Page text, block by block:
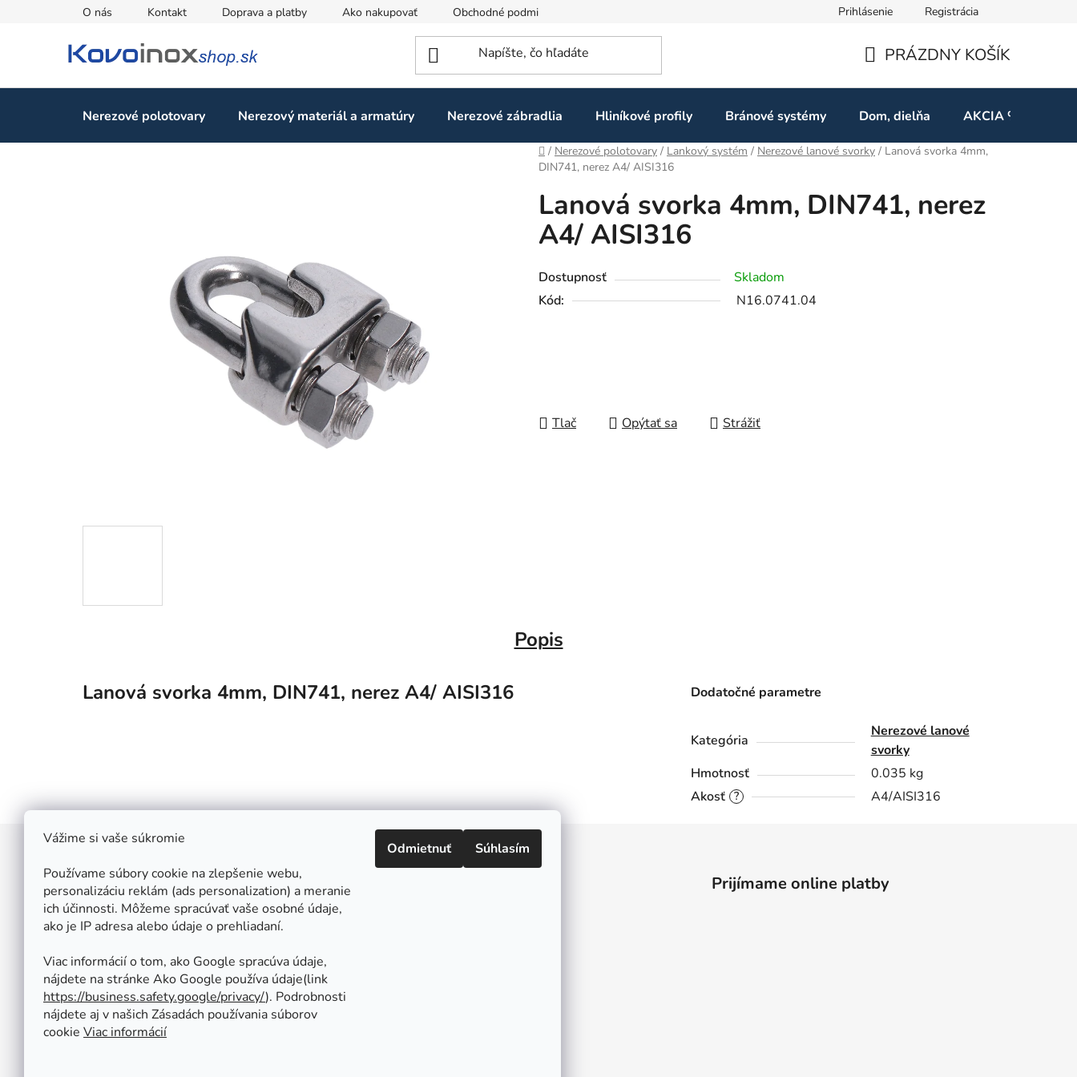
Vážime si vaše súkromie
Používame súbory cookie na zlepšenie webu,
personalizáciu reklám (ads personalization) a meranie
ich účinnosti. Môžeme spracúvať vaše osobné údaje,
ako je IP adresa alebo údaje o prehliadaní.
Viac informácií o tom, ako Google spracúva údaje,
nájdete na stránke Ako Google používa údaje(link
https://business.safety.google/privacy/⁩). Podrobnosti
nájdete aj v našich Zásadách používania súborov
cookie Viac informácií
Odmietnuť Súhlasím
O nás Kontakt Doprava a platby Ako nakupovať Obchodné podmienky Odstúpenie od zmluvy
Prihlásenie Registrácia
KOŠÍK
PRÁZDNY KOŠÍK
Nerezové polotovary Nerezový materiál a armatúry Nerezové zábradlia Hliníkové profily Bránové systémy Dom, dielňa AKCIA %
Domov
/ Nerezové polotovary / Lankový systém / Nerezové lanové svorky / Lanová svorka 4mm,
DIN741, nerez A4/ AISI316
Lanová svorka 4mm, DIN741, nerez
A4/ AISI316
Dostupnosť
Skladom
Kód:
N16.0741.04
Tlač Opýtať sa Strážiť
Popis
Lanová svorka 4mm, DIN741, nerez A4/ AISI316 Dodatočné parametre
Kategória
Nerezové lanové
svorky
Hmotnosť
0.035 kg
?
Akosť A4/AISI316
Štefan Široký - Kovoinox
Cukrová 10
917 01 Trnava
Slovensko
IČ: 37 571 451
IČ DPH: SK 1020347779
Po-Pa: 08:00 - 12:00 13:00 - 16:30
So - Ne : ZATVORENÉ
Tel.: +421 950 427 860
obchod@kovoinox.sk
Prijímame online platby